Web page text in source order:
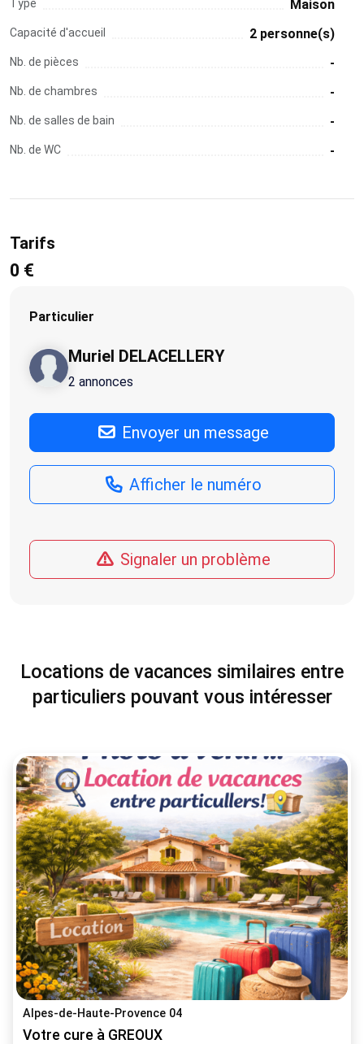
Type Maison
Capacité d'accueil 2 personne(s)
Nb. de pièces -
Nb. de chambres -
Nb. de salles de bain -
Nb. de WC -
Tarifs
0 €
Particulier
Muriel DELACELLERY
2 annonces
Envoyer un message
Afficher le numéro
Signaler un problème
Locations de vacances similaires entre
particuliers pouvant vous intéresser
Alpes-de-Haute-Provence 04
Votre cure à GREOUX